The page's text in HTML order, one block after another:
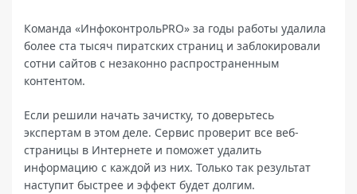
Команда «ИнфоконтрольPRO» за годы работы удалила
более ста тысяч пиратских страниц и заблокировали
сотни сайтов с незаконно распространенным
контентом.
Если решили начать зачистку, то доверьтесь
экспертам в этом деле. Сервис проверит все веб-
страницы в Интернете и поможет удалить
информацию с каждой из них. Только так результат
наступит быстрее и эффект будет долгим.